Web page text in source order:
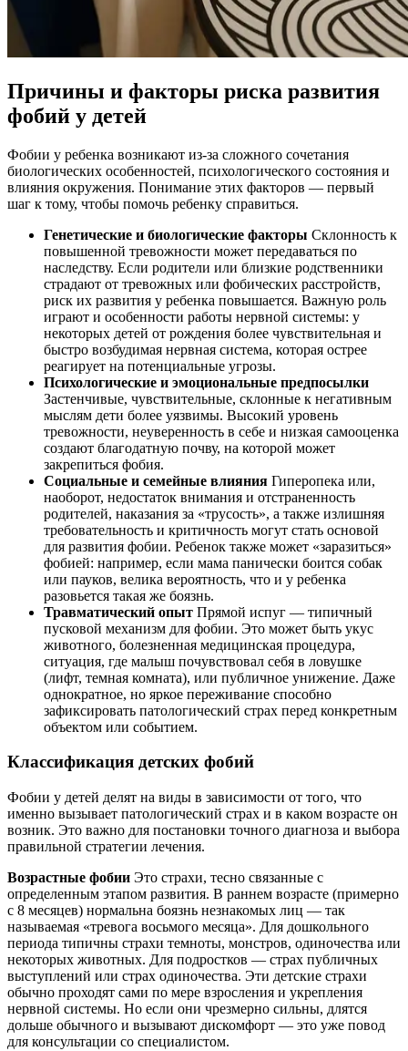
Причины и факторы риска развития
фобий у детей
Фобии у ребенка возникают из-за сложного сочетания
биологических особенностей, психологического состояния и
влияния окружения. Понимание этих факторов — первый
шаг к тому, чтобы помочь ребенку справиться.
Генетические и биологические факторы Склонность к
повышенной тревожности может передаваться по
наследству. Если родители или близкие родственники
страдают от тревожных или фобических расстройств,
риск их развития у ребенка повышается. Важную роль
играют и особенности работы нервной системы: у
некоторых детей от рождения более чувствительная и
быстро возбудимая нервная система, которая острее
реагирует на потенциальные угрозы.
Психологические и эмоциональные предпосылки
Застенчивые, чувствительные, склонные к негативным
мыслям дети более уязвимы. Высокий уровень
тревожности, неуверенность в себе и низкая самооценка
создают благодатную почву, на которой может
закрепиться фобия.
Социальные и семейные влияния Гиперопека или,
наоборот, недостаток внимания и отстраненность
родителей, наказания за «трусость», а также излишняя
требовательность и критичность могут стать основой
для развития фобии. Ребенок также может «заразиться»
фобией: например, если мама панически боится собак
или пауков, велика вероятность, что и у ребенка
разовьется такая же боязнь.
Травматический опыт Прямой испуг — типичный
пусковой механизм для фобии. Это может быть укус
животного, болезненная медицинская процедура,
ситуация, где малыш почувствовал себя в ловушке
(лифт, темная комната), или публичное унижение. Даже
однократное, но яркое переживание способно
зафиксировать патологический страх перед конкретным
объектом или событием.
Классификация детских фобий
Фобии у детей делят на виды в зависимости от того, что
именно вызывает патологический страх и в каком возрасте он
возник. Это важно для постановки точного диагноза и выбора
правильной стратегии лечения.
Возрастные фобии Это страхи, тесно связанные с
определенным этапом развития. В раннем возрасте (примерно
с 8 месяцев) нормальна боязнь незнакомых лиц — так
называемая «тревога восьмого месяца». Для дошкольного
периода типичны страхи темноты, монстров, одиночества или
некоторых животных. Для подростков — страх публичных
выступлений или страх одиночества. Эти детские страхи
обычно проходят сами по мере взросления и укрепления
нервной системы. Но если они чрезмерно сильны, длятся
дольше обычного и вызывают дискомфорт — это уже повод
для консультации со специалистом.